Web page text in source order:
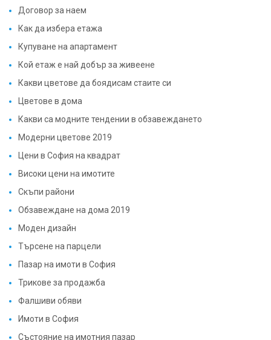
Договор за наем
Как да избера етажа
Купуване на апартамент
Кой етаж е най добър за живеене
Какви цветове да боядисам стаите си
Цветове в дома
Какви са модните тендении в обзавеждането
Модерни цветове 2019
Цени в София на квадрат
Високи цени на имотите
Скъпи райони
Обзавеждане на дома 2019
Моден дизайн
Търсене на парцели
Пазар на имоти в София
Трикове за продажба
Фалшиви обяви
Имоти в София
Състояние на имотния пазар